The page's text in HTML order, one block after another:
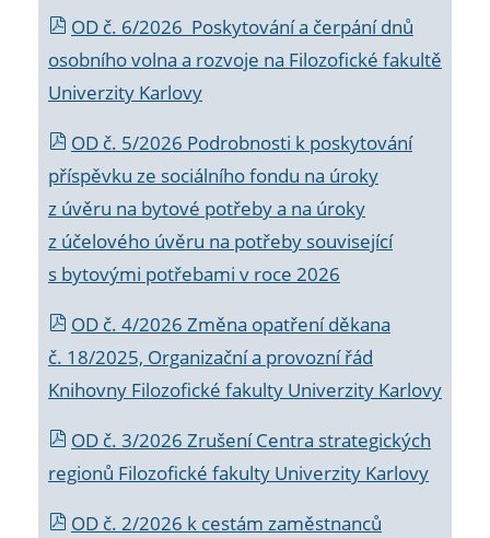
OD č. 6/2026 Poskytování a čerpání dnů
osobního volna a rozvoje na Filozofické fakultě
Univerzity Karlovy
OD č. 5/2026 Podrobnosti k poskytování
příspěvku ze sociálního fondu na úroky
z úvěru na bytové potřeby a na úroky
z účelového úvěru na potřeby související
s bytovými potřebami v roce 2026
OD č. 4/2026 Změna opatření děkana
č. 18/2025, Organizační a provozní řád
Knihovny Filozofické fakulty Univerzity Karlovy
OD č. 3/2026 Zrušení Centra strategických
regionů Filozofické fakulty Univerzity Karlovy
OD č. 2/2026 k cestám zaměstnanců